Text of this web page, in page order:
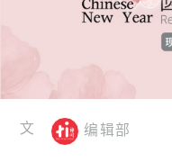
文 编辑部